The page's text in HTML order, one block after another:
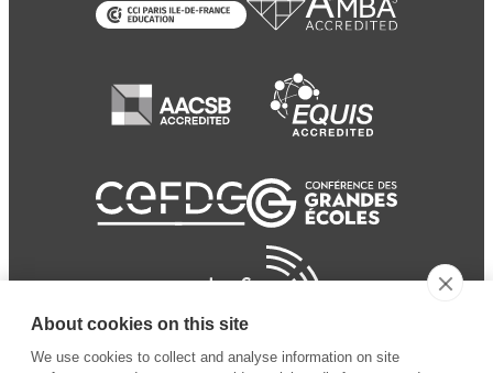
About cookies on this site
We use cookies to collect and analyse information on site